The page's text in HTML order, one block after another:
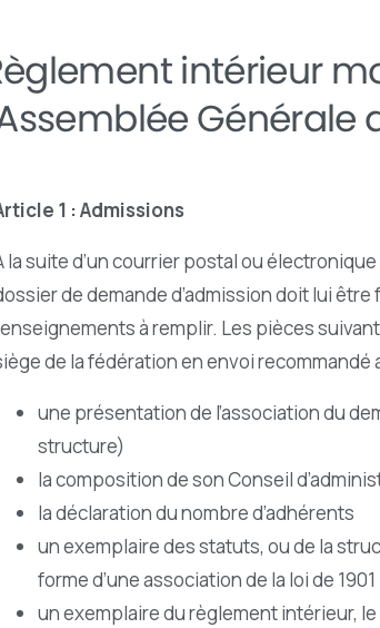
intérieur
Générale
1 : Admissions
la suite d’un courrier postal ou
de demande d’admission doit lui
à remplir. Les pièces
de la fédération en envoi recommandé
une présentation de l’association du
structure)
la composition de son Conseil
la déclaration du nombre d’adhérents
un exemplaire des statuts, ou de la
forme d’une association de la loi de 1901
un exemplaire du règlement intérieur,